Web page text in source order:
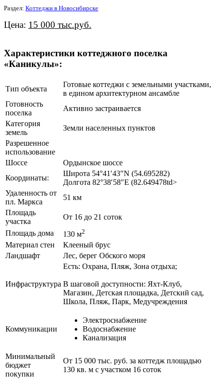
Раздел: Коттеджи в Новосибирске
Цена: 15 000 тыс.руб.
Характеристики коттеджного поселка
«Каникулы»:
Тип объекта
Готовые коттеджи с земельными участками,
в едином архитектурном ансамбле
Готовность
поселка
Активно застраивается
Категория
земель
Земли населенных пунктов
Разрешенное
использование
Шоссе
Ордынское шоссе
Координаты:
Широта 54°41′43″N (54.695282)
Долгота 82°38′58″E (82.649478td>
Удаленность от
пл. Маркса
51 км
Площадь
участка
От 16 до 21 соток
Площадь дома
130 м2
Материал стен
Клееный брус
Ландшафт
Лес, берег Обского моря
Инфраструктура
Есть: Охрана, Пляж, Зона отдыха;
В шаговой доступности: Яхт-Клуб,
Магазин, Детская площадка, Детский сад,
Школа, Пляж, Парк, Медучреждения
Коммуникации
Электроснабжение
Водоснабжение
Канализация
Минимальный
бюджет
покупки
От 15 000 тыс. руб. за коттедж площадью
130 кв. м с участком 16 соток